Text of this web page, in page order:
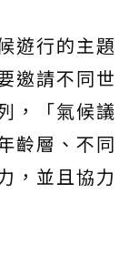
遊行的主題
邀請不同世
，「氣候議
齡層、不同
，並且協力